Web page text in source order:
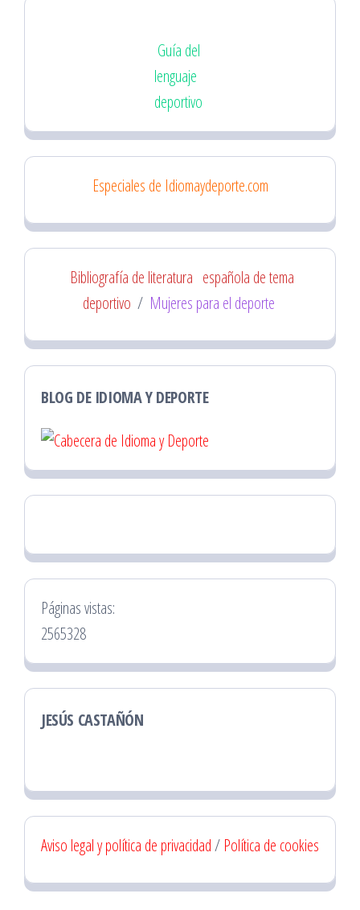
Guía del
lenguaje
deportivo
Especiales de Idiomaydeporte.com
Bibliografía de literatura española de tema
deportivo / Mujeres para el deporte
BLOG DE IDIOMA Y DEPORTE
Páginas vistas:
2565328
JESÚS CASTAÑÓN
Aviso legal y política de privacidad/ Política de cookies